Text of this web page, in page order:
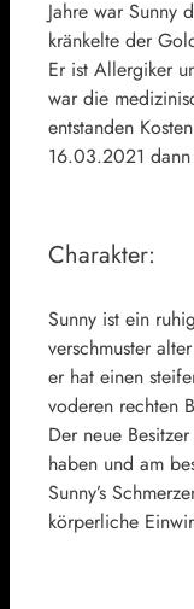
Jahre war Sunny
kränkelte der
Er ist Allergiker
war die
entstanden
16.03.2021
Charakter:
Sunny ist ein
verschmuster
er hat einen
voderen rechten
Der neue
haben und am
Sunny’s
körperliche